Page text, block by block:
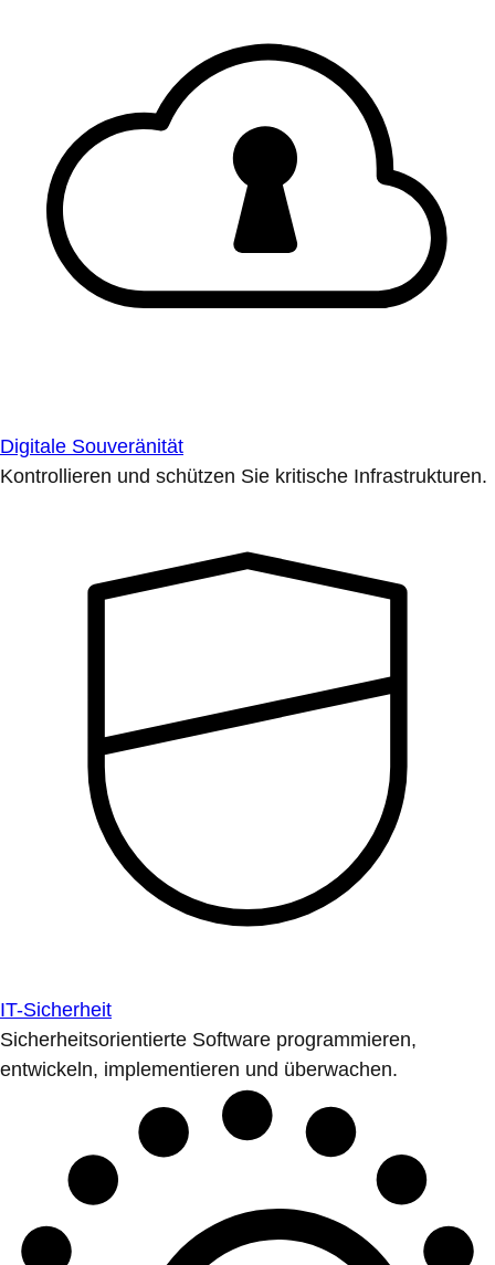
Digitale Souveränität
Kontrollieren und schützen Sie kritische Infrastrukturen.
IT-Sicherheit
Sicherheitsorientierte Software programmieren,
entwickeln, implementieren und überwachen.